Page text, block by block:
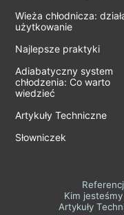
Wieża chłodnicza:
użytkowanie
Najlepsze praktyki
Adiabatyczny system
chłodzenia: Co warto
wiedzieć
Artykuły Techniczne
Słowniczek
Kim jesteśmy
Artykuły